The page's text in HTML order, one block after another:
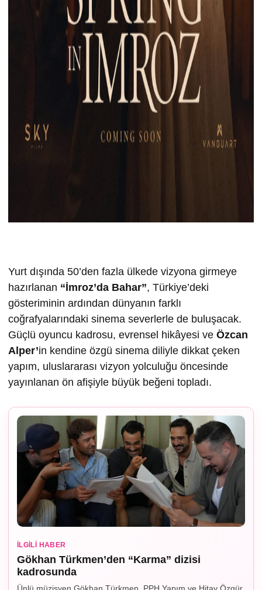
Yurt dışında 50’den fazla ülkede vizyona girmeye
hazırlanan “İmroz’da Bahar”, Türkiye’deki
gösteriminin ardından dünyanın farklı
coğrafyalarındaki sinema severlerle de buluşacak.
Güçlü oyuncu kadrosu, evrensel hikâyesi ve Özcan
Alper’in kendine özgü sinema diliyle dikkat çeken
yapım, uluslararası vizyon yolculuğu öncesinde
yayınlanan ön afişiyle büyük beğeni topladı.
İLGILI HABER
Gökhan Türkmen’den “Karma” dizisi
kadrosunda
Ünlü müzisyen Gökhan Türkmen, PPH Yapım ve Hitay Özgür